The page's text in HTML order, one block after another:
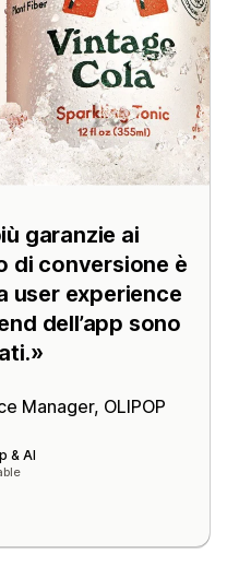
garanzie ai
di conversione è
user experience
dell’app sono
Manager, OLIPOP
& AI